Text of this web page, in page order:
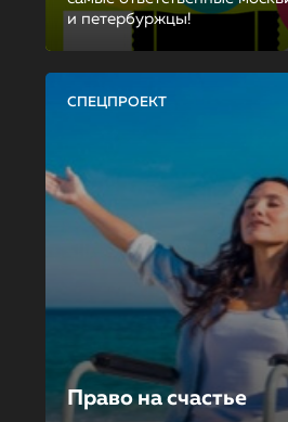
и петербуржцы!
СПЕЦПРОЕКТ
Право на счастье